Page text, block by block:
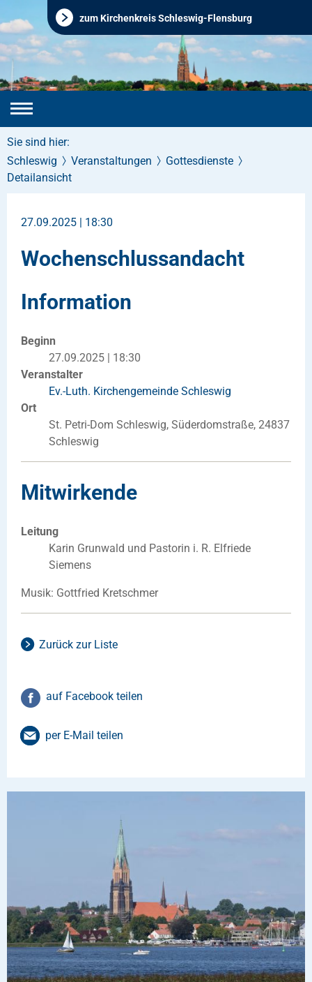
zum Kirchenkreis Schleswig-Flensburg
Sie sind hier:
Schleswig
Veranstaltungen
Gottesdienste
Detailansicht
27.09.2025 | 18:30
Wochenschlussandacht
Information
Beginn
27.09.2025 | 18:30
Veranstalter
Ev.-Luth. Kirchengemeinde Schleswig
Ort
St. Petri-Dom Schleswig, Süderdomstraße, 24837
Schleswig
Mitwirkende
Leitung
Karin Grunwald und Pastorin i. R. Elfriede
Siemens
Musik: Gottfried Kretschmer
Zurück zur Liste
auf Facebook teilen
per E-Mail teilen